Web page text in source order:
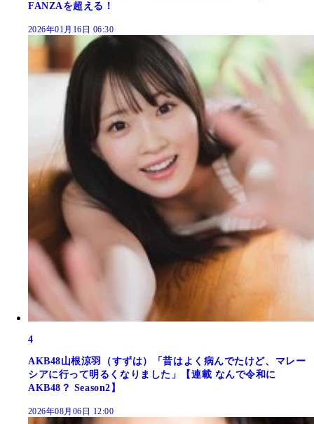
FANZAを超える！
2026年01月16日 06:30
4
AKB48山根涼羽（すずは）「昔はよく病んでたけど、マレー
シアに行って明るくなりました」【連載 なんで令和に
AKB48？ Season2】
2026年08月06日 12:00